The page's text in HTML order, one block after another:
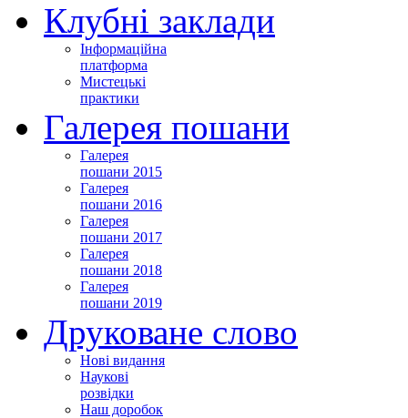
Клубні заклади
Інформаційна
платформа
Мистецькі
практики
Галерея пошани
Галерея
пошани 2015
Галерея
пошани 2016
Галерея
пошани 2017
Галерея
пошани 2018
Галерея
пошани 2019
Друковане слово
Нові видання
Наукові
розвідки
Наш доробок